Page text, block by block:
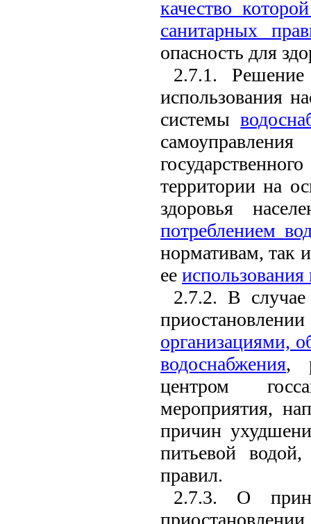
качество
санитарных
опасность для
2.7.1.
использования
системы
территории на
здоровья
потреблением
нормативам, так
ее
2.7.2. В
организациями,
водоснабжения,
центром
мероприятия,
причин
питьевой
правил.
2.7.3. О